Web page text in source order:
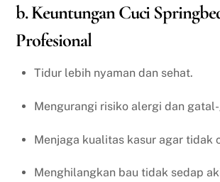
b. Keuntungan Cuci
Profesional
Tidur lebih nyaman dan sehat.
Mengurangi risiko alergi dan
Menjaga kualitas kasur agar tidak
Menghilangkan bau tidak sedap